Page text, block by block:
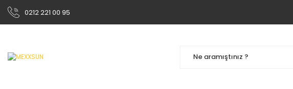
0212 221 00 95